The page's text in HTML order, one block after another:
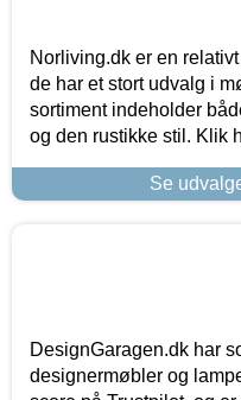
Norliving.dk er en
de har et stort udvalg i
sortiment indeholder
og den rustikke stil. Klik
Se
DesignGaragen.dk har
designermøbler og